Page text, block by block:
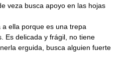
veza busca apoyo en las hojas
ella porque es una trepa
Es delicada y frágil, no tiene
erguida, busca alguien fuerte